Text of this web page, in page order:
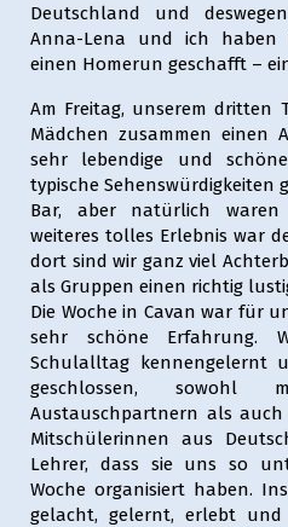
Deutschland und
Anna-Lena und ich haben
einen Homerun geschafft –
Am Freitag, unserem dritten
Mädchen zusammen einen
sehr lebendige und
typische Sehenswürdigkeiten
Bar, aber natürlich
weiteres tolles Erlebnis war
dort sind wir ganz viel
als Gruppen einen richtig
Die Woche in Cavan war für
sehr schöne Erfahrung.
Schulalltag kennengelernt
geschlossen, sowohl
Austauschpartnern als
Mitschülerinnen aus
Lehrer, dass sie uns so
Woche organisiert haben.
gelacht, gelernt, erlebt